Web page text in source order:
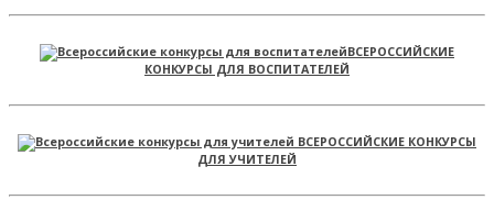
ВСЕРОССИЙСКИЕ
КОНКУРСЫ ДЛЯ ВОСПИТАТЕЛЕЙ
ВСЕРОССИЙСКИЕ КОНКУРСЫ
ДЛЯ УЧИТЕЛЕЙ